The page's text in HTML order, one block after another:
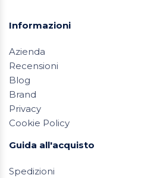
Informazioni
Azienda
Recensioni
Blog
Brand
Privacy
Cookie Policy
Guida all'acquisto
Spedizioni